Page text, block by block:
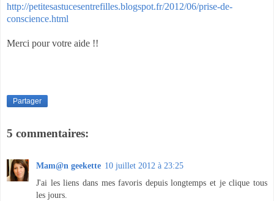
http://petitesastucesentrefilles.blogspot.fr/2012/06/prise-de-
conscience.html
Merci pour votre aide !!
Partager
5 commentaires:
Mam@n geekette 10 juillet 2012 à 23:25
J'ai les liens dans mes favoris depuis longtemps et je clique tous
les jours.